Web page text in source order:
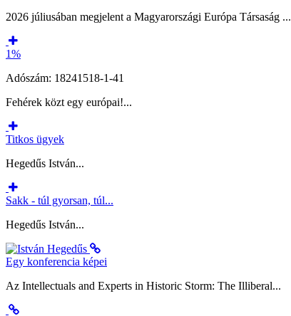
2026 júliusában megjelent a Magyarországi Európa Társaság ...
1%
Adószám: 18241518-1-41
Fehérek közt egy európai!...
Titkos ügyek
Hegedűs István...
Sakk - túl gyorsan, túl...
Hegedűs István...
Egy konferencia képei
Az Intellectuals and Experts in Historic Storm: The Illiberal...